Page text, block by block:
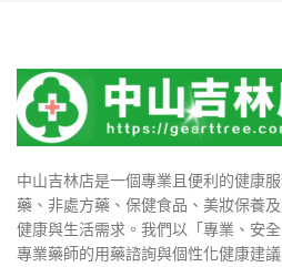
中山吉林店是一個專業且便利的健康
藥、非處方藥、保健食品、美妝保養
健康與生活需求。我們以「專業、安
專業藥師的用藥諮詢與個性化健康建